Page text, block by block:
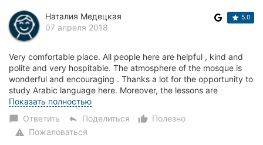
Наталия Медецкая
07 апреля 2018
5.0
Very comfortable place. All people here are helpful , kind and
polite and very hospitable. The atmosphere of the mosque is
wonderful and encouraging . Thanks a lot for the opportunity to
study Arabic language here. Moreover, the lessons are
absolute...
Показать полностью
chat_bubble Ответить reply Поделиться thumb_up_alt
Полезно
warning Пожаловаться